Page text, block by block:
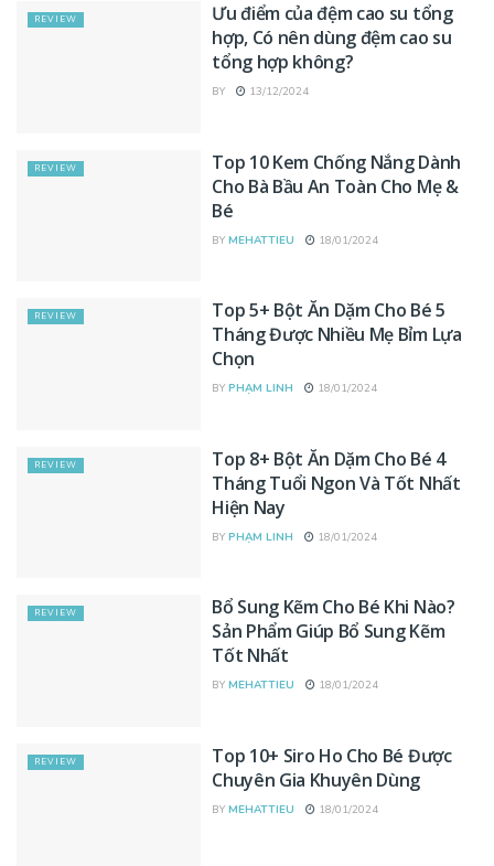
REVIEW
Ưu điểm của đệm cao su tổng
hợp, Có nên dùng đệm cao su
tổng hợp không?
BY 13/12/2024
REVIEW
Top 10 Kem Chống Nắng Dành
Cho Bà Bầu An Toàn Cho Mẹ &
Bé
BY MEHATTIEU 18/01/2024
REVIEW
Top 5+ Bột Ăn Dặm Cho Bé 5
Tháng Được Nhiều Mẹ Bỉm Lựa
Chọn
BY PHẠM LINH 18/01/2024
REVIEW
Top 8+ Bột Ăn Dặm Cho Bé 4
Tháng Tuổi Ngon Và Tốt Nhất
Hiện Nay
BY PHẠM LINH 18/01/2024
REVIEW
Bổ Sung Kẽm Cho Bé Khi Nào?
Sản Phẩm Giúp Bổ Sung Kẽm
Tốt Nhất
BY MEHATTIEU 18/01/2024
REVIEW
Top 10+ Siro Ho Cho Bé Được
Chuyên Gia Khuyên Dùng
BY MEHATTIEU 18/01/2024